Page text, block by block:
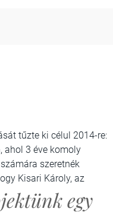
tűzte ki célul 2014-re:
ahol 3 éve komoly
szeretnék
Kisari Károly, az
egy